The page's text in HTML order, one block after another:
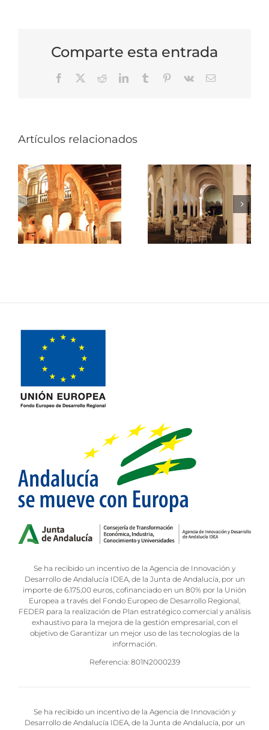
Comparte esta entrada
Facebook RedditLinkedInTumblr Pinterest
Vk
Correo
Artículos relacionados
Se ha recibido un incentivo de la Agencia de Innovación y
Desarrollo de Andalucía IDEA, de la Junta de Andalucía, por un
importe de 6.175,00 euros, cofinanciado en un 80% por la Unión
Europea a través del Fondo Europeo de Desarrollo Regional,
FEDER para la realización de Plan estratégico comercial y análisis
exhaustivo para la mejora de la gestión empresarial, con el
objetivo de Garantizar un mejor uso de las tecnologías de la
información.
Referencia: 801N2000239
Se ha recibido un incentivo de la Agencia de Innovación y
Desarrollo de Andalucía IDEA, de la Junta de Andalucía, por un